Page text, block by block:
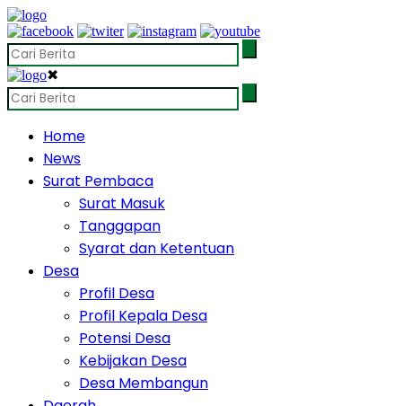
✖
Home
News
Surat Pembaca
Surat Masuk
Tanggapan
Syarat dan Ketentuan
Desa
Profil Desa
Profil Kepala Desa
Potensi Desa
Kebijakan Desa
Desa Membangun